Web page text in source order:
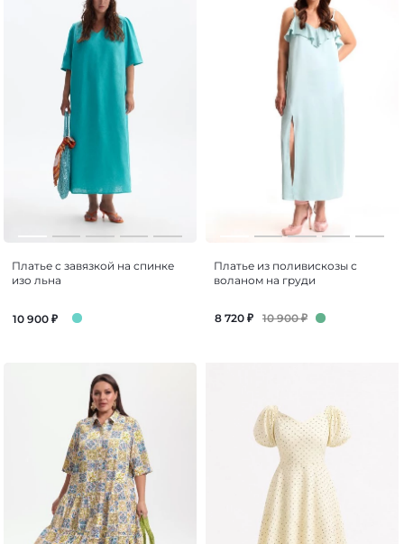
Платье с завязкой на спинке
изо льна
10 900 ₽
Платье из поливискозы с
воланом на груди
8 720 ₽ 10 900₽